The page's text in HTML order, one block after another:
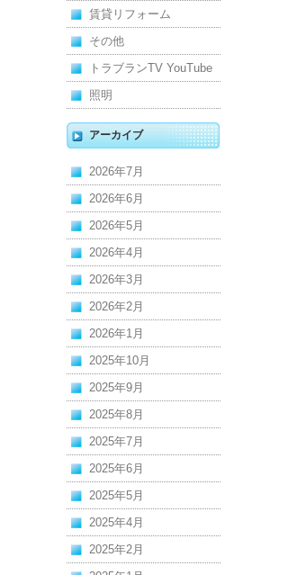
賃貸リフォーム
その他
トラブランTV YouTube
照明
アーカイブ
2026年7月
2026年6月
2026年5月
2026年4月
2026年3月
2026年2月
2026年1月
2025年10月
2025年9月
2025年8月
2025年7月
2025年6月
2025年5月
2025年4月
2025年2月